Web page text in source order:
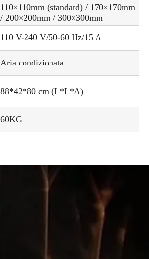
110×110mm (standard) / 170×170mm
/ 200×200mm / 300×300mm
110 V-240 V/50-60 Hz/15 A
Aria condizionata
88*42*80 cm (L*L*A)
60KG